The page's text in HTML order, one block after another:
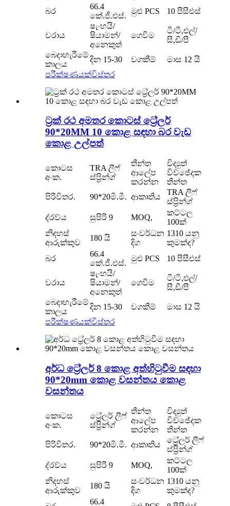
බර
66.4
කේ.ජී.එස්.
මුළු PCS 10 පීසීඑස්
වරාය
ෂැංහයි/
ෂියාමන්/
අනෙකුත්
ගෙවීම
ටී/ටී,එල්/
සී,ඩී/පී
බෙදාහැරීමේ
කාලය
දින 15-30 වගකීම්
මාස 12 යි
පරීක්ෂණයක්විස්තර
ට්‍රක් රථ අමතර කොටස් ට්‍රේලර්
90*20MM 10 කොළ සඳහා බර වැඩ
කොළ උල්පත්
කොටස
අංක.
TRA ලීෆ්
ස්ප්‍රින්ග්
තීන්ත
ආලේප
කරන්න
විද්‍යුත්
විච්ඡේදක
තීන්ත
පිරිවිතර.
90*20මි.මී. ආකෘතිය
TRA ලීෆ්
ස්ප්‍රින්ග්
ද්රව්ය
සුපිරි 9 MOQ,
කට්ටල
100ක්
නිදහස්
ආරුක්කුව
180 යි
සංවර්ධන
දිග
1310 යනු
කුමක්ද?
බර
66.4
කේ.ජී.එස්.
මුළු PCS 10 පීසීඑස්
වරාය
ෂැංහයි/
ෂියාමන්/
අනෙකුත්
ගෙවීම
ටී/ටී,එල්/
සී,ඩී/පී
බෙදාහැරීමේ
කාලය
දින 15-30 වගකීම්
මාස 12 යි
පරීක්ෂණයක්විස්තර
අර්ධ ට්‍රේලර් 8 කොළ අත්හිටුවීම සඳහා
90*20mm කොළ වසන්තය කොළ
වසන්තය
කොටස
අංක.
ට්‍රේලර් ලීෆ්
ස්ප්‍රින්ග්
තීන්ත
ආලේප
කරන්න
විද්‍යුත්
විච්ඡේදක
තීන්ත
පිරිවිතර.
90*20මි.මී. ආකෘතිය
ට්‍රේලර් ලීෆ්
ස්ප්‍රින්ග්
ද්රව්ය
සුපිරි 9 MOQ,
කට්ටල
100ක්
නිදහස්
ආරුක්කුව
180 යි
සංවර්ධන
දිග
1310 යනු
කුමක්ද?
66.4